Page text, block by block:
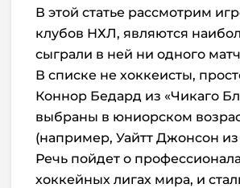
В этой статье рассмотрим
клубов НХЛ, являются
сыграли в ней ни одного
В списке не хоккеисты,
Коннор Бедард из «Чикаго
выбраны в юниорском
(например, Уайтт Джонсон из
Речь пойдет о
хоккейных лигах мира, и